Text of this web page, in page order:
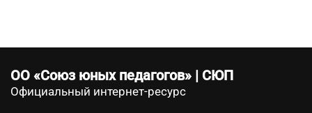
ОО «Союз юных педагогов» | СЮП
Официальный интернет-ресурс